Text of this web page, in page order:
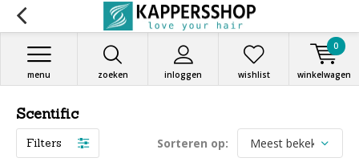
zoeken inloggen
menu wishlist winkelwagen
0
Scentific
Filters Sorteren op: